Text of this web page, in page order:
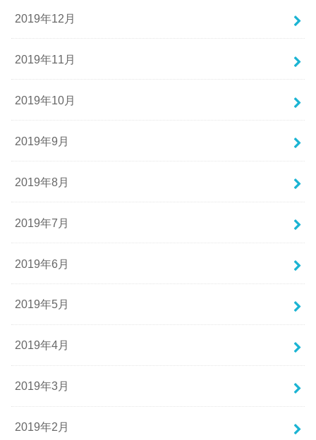
2019年12月
2019年11月
2019年10月
2019年9月
2019年8月
2019年7月
2019年6月
2019年5月
2019年4月
2019年3月
2019年2月